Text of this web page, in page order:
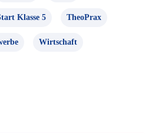
Klasse 5 TheoPrax
Wirtschaft